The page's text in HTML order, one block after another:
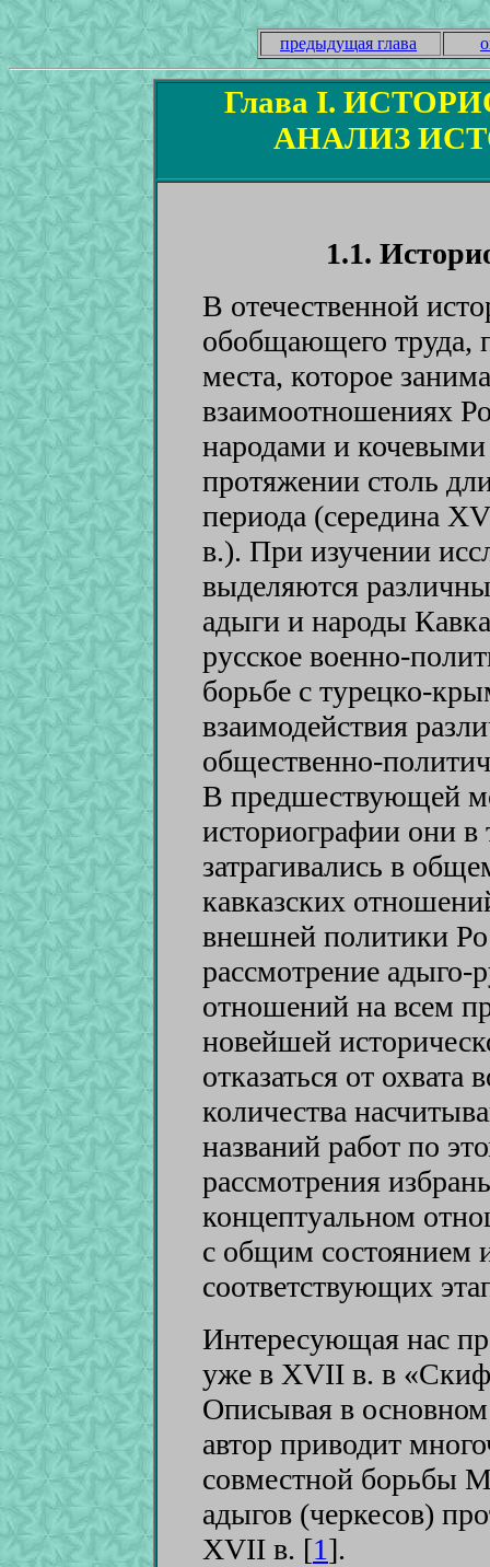
предыдущая глава
Глава I.
АНАЛИЗ
1.1.
В отечественной
обобщающего труда,
места, которое
взаимоотношениях
народами и
протяжении столь
периода (середина
в.). При изучении
выделяются
адыги и народы
русское военно-
борьбе с турецко-
взаимодействия
общественно-
В предшествующей
историографии они
затрагивались в
кавказских
внешней политики
рассмотрение адыго-
отношений на всем
новейшей
отказаться от
количества
названий работ по
рассмотрения
концептуальном
с общим состоянием
соответствующих
Интересующая нас
уже в XVII в. в
Описывая в
автор приводит
совместной борьбы
адыгов (черкесов)
XVII в. [1].